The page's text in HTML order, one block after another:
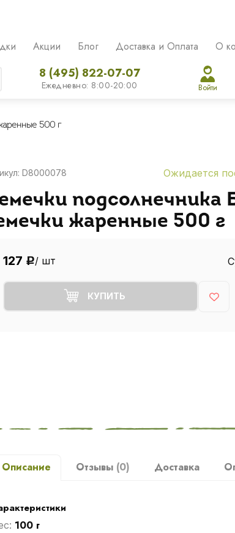
Акции Блог Доставка и Оплата О
8 (495) 822-07-07
Ежедневно: 8:00-20:00 Войти
500 г
D8000078 Ожидается
подсолнечника
жаренные 500 г
127 Р/ шт
КУПИТЬ
Описание Отзывы (0) Доставка
100 г